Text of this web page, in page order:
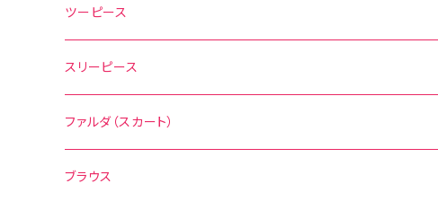
水玉
花柄
無地
その他の柄
ツーピース
水玉
花柄
無地
スリーピース
ファルダ（スカート）
水玉
ブラウス